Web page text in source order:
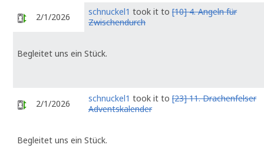
2/1/2026 schnuckel1 took it to [10] 4. Angeln für
Zwischendurch
Begleitet uns ein Stück.
2/1/2026 schnuckel1 took it to [23] 11. Drachenfelser
Adventskalender
Begleitet uns ein Stück.